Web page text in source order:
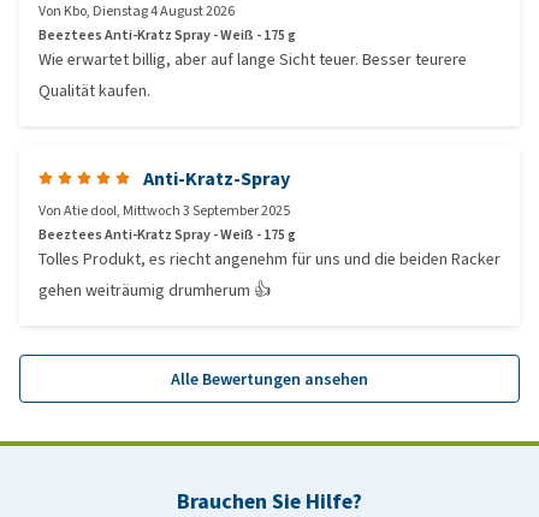
Von Kbo, Dienstag 4 August 2026
Beeztees Anti-Kratz Spray - Weiß - 175 g
Wie erwartet billig, aber auf lange Sicht teuer. Besser teurere
Qualität kaufen.
Anti-Kratz-Spray
VonAtie dool, Mittwoch 3 September 2025
Beeztees Anti-Kratz Spray - Weiß - 175 g
Tolles Produkt, es riecht angenehm für uns und die beiden Racker
gehen weiträumig drumherum 👍
Alle Bewertungen ansehen
Brauchen Sie Hilfe?